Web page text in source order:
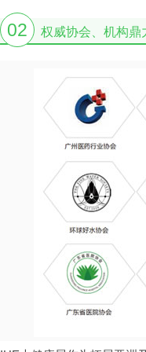
02 权威协会、机构鼎